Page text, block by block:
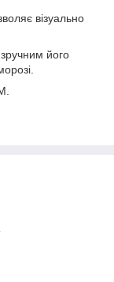
візуально
його